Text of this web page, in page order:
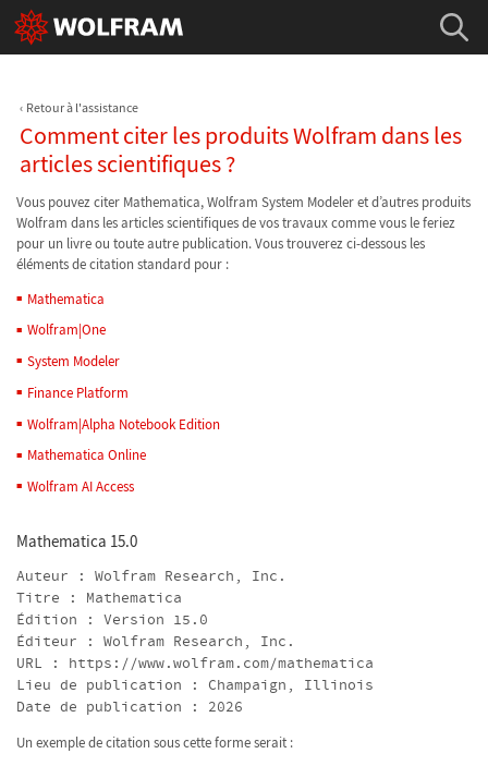
Retour à l'assistance
Comment citer les produits Wolfram dans les
articles scientifiques ?
Vous pouvez citer Mathematica, Wolfram System Modeler et d’autres produits
Wolfram dans les articles scientifiques de vos travaux comme vous le feriez
pour un livre ou toute autre publication. Vous trouverez ci-dessous les
éléments de citation standard pour :
Mathematica
Wolfram|One
System Modeler
Finance Platform
Wolfram|Alpha Notebook Edition
Mathematica Online
Wolfram AI Access
Mathematica 15.0
Auteur : Wolfram Research, Inc.
Titre : Mathematica
Édition : Version 15.0
Éditeur : Wolfram Research, Inc.
URL : https://www.wolfram.com/mathematica
Lieu de publication : Champaign, Illinois
Date de publication : 2026
Un exemple de citation sous cette forme serait :